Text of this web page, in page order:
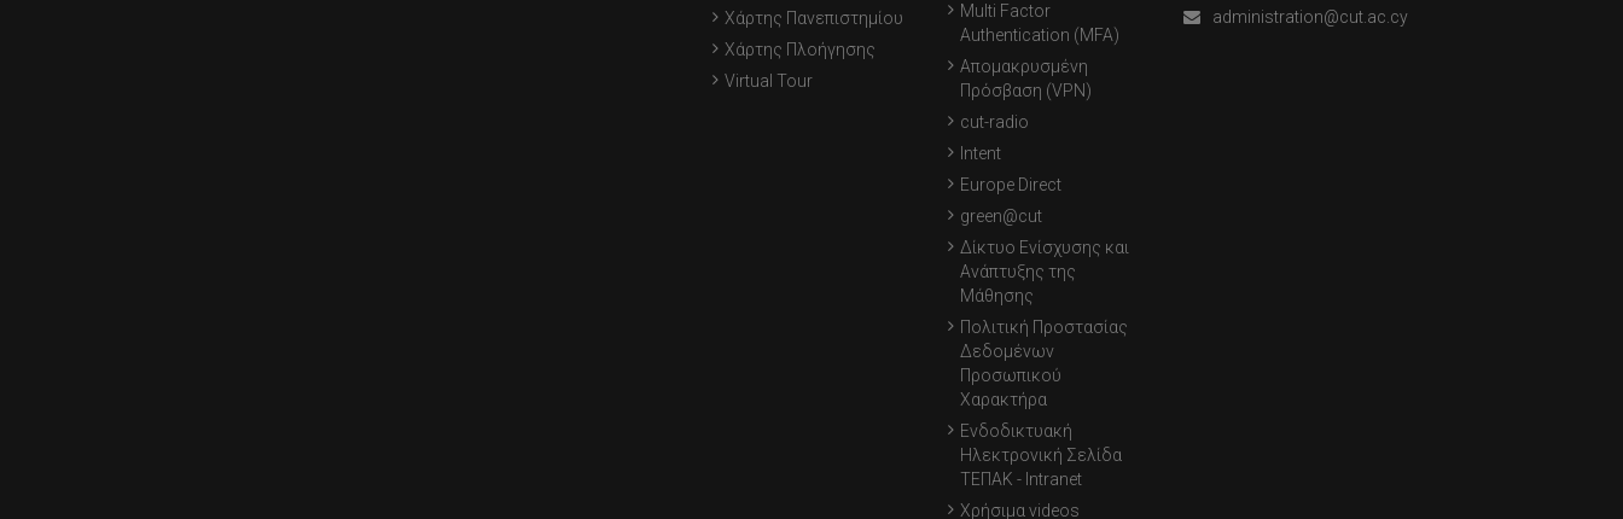
Χάρτης Πανεπιστημίου
Χάρτης Πλοήγησης
Virtual Tour
Multi Factor
Authentication (MFA)
Απομακρυσμένη
Πρόσβαση (VPN)
cut-radio
Intent
Europe Direct
green@cut
Δίκτυο Ενίσχυσης και
Ανάπτυξης της
Μάθησης
Πολιτική Προστασίας
Δεδομένων
Προσωπικού
Χαρακτήρα
Ενδοδικτυακή
Ηλεκτρονική Σελίδα
ΤΕΠΑΚ - Intranet
Χρήσιμα videos
administration@cut.ac.cy